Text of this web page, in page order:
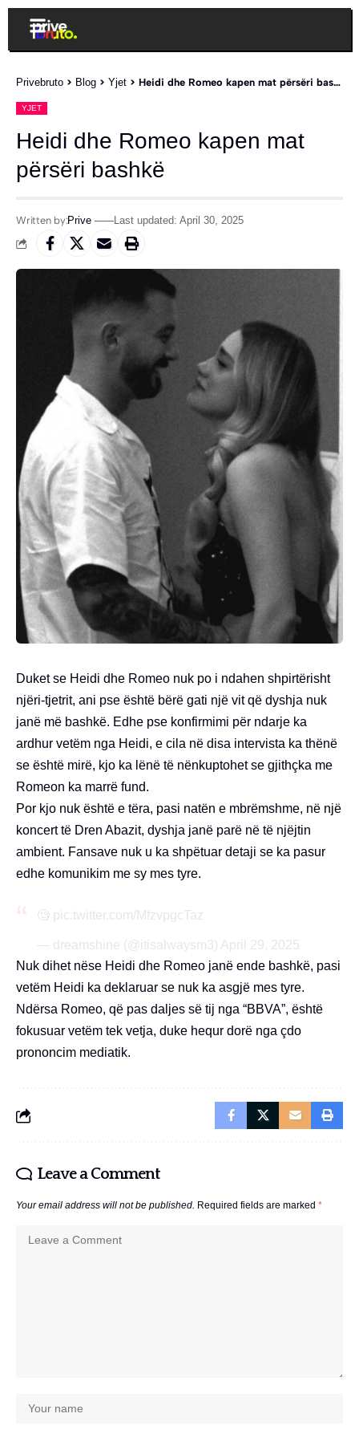
Privebruto > Blog > Yjet > Heidi dhe Romeo kapen mat përsëri bashkë
YJET
Heidi dhe Romeo kapen mat
përsëri bashkë
Written by:Prive Last updated: April 30, 2025
Duket se Heidi dhe Romeo nuk po i ndahen shpirtërisht
njëri-tjetrit, ani pse është bërë gati një vit që dyshja nuk
janë më bashkë. Edhe pse konfirmimi për ndarje ka
ardhur vetëm nga Heidi, e cila në disa intervista ka thënë
se është mirë, kjo ka lënë të nënkuptohet se gjithçka me
Romeon ka marrë fund.
Por kjo nuk është e tëra, pasi natën e mbrëmshme, në një
koncert të Dren Abazit, dyshja janë parë në të njëjtin
ambient. Fansave nuk u ka shpëtuar detaji se ka pasur
edhe komunikim me sy mes tyre.
🧐 pic.twitter.com/MfzvpgcTaz
— dreamshine (@itisalwaysm3) April 29, 2025
Nuk dihet nëse Heidi dhe Romeo janë ende bashkë, pasi
vetëm Heidi ka deklaruar se nuk ka asgjë mes tyre.
Ndërsa Romeo, që pas daljes së tij nga “BBVA”, është
fokusuar vetëm tek vetja, duke hequr dorë nga çdo
prononcim mediatik.
Leave a Comment
Your email address will not be published. Required fields are marked *